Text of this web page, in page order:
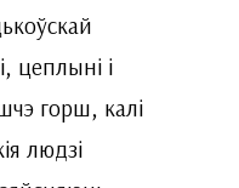
цеплыні і
горш, калі
людзі